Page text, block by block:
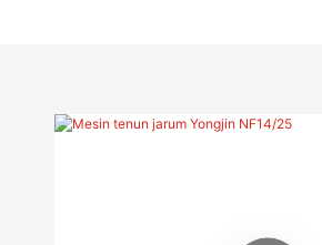
sing dhuwur lan digunakake kanthi wiyar